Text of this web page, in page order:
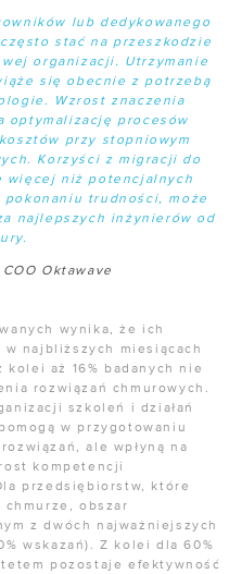
lub dedykowanego
stać na przeszkodzie
organizacji. Utrzymanie
się obecnie z potrzebą
Wzrost znaczenia
optymalizację procesów
przy stopniowym
Korzyści z migracji do
więcej niż potencjalnych
trudności, może
najlepszych inżynierów od
.
Oktawave
wynika, że ich
najbliższych miesiącach
aż 16% badanych nie
rozwiązań chmurowych.
szkoleń i działań
w przygotowaniu
ale wpłyną na
kompetencji
przedsiębiorstw, które
obszar
z dwóch najważniejszych
wskazań). Z kolei dla 60%
pozostaje efektywność